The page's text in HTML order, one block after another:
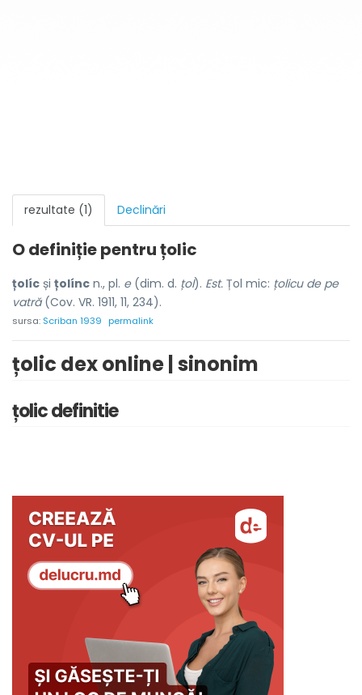
rezultate (1) Declinări
O definiție pentruțolic
țolíc și țolínc n., pl. e(dim. d. țol). Est. Țol mic: țolicu de pe
vatră(Cov. VR. 1911, 11, 234).
sursa: Scriban 1939 permalink
țolic dex online | sinonim
țolic definitie